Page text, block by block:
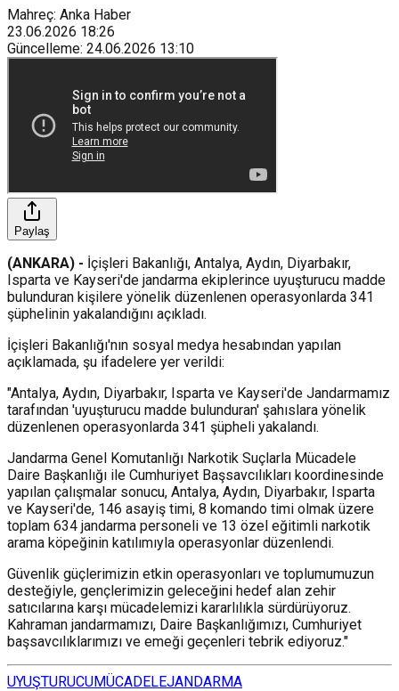
Mahreç: Anka Haber
23.06.2026 18:26
Güncelleme: 24.06.2026 13:10
Paylaş
(ANKARA) - İçişleri Bakanlığı, Antalya, Aydın, Diyarbakır,
Isparta ve Kayseri'de jandarma ekiplerince uyuşturucu madde
bulunduran kişilere yönelik düzenlenen operasyonlarda 341
şüphelinin yakalandığını açıkladı.
İçişleri Bakanlığı'nın sosyal medya hesabından yapılan
açıklamada, şu ifadelere yer verildi:
"Antalya, Aydın, Diyarbakır, Isparta ve Kayseri'de Jandarmamız
tarafından 'uyuşturucu madde bulunduran' şahıslara yönelik
düzenlenen operasyonlarda 341 şüpheli yakalandı.
Jandarma Genel Komutanlığı Narkotik Suçlarla Mücadele
Daire Başkanlığı ile Cumhuriyet Başsavcılıkları koordinesinde
yapılan çalışmalar sonucu, Antalya, Aydın, Diyarbakır, Isparta
ve Kayseri'de, 146 asayiş timi, 8 komando timi olmak üzere
toplam 634 jandarma personeli ve 13 özel eğitimli narkotik
arama köpeğinin katılımıyla operasyonlar düzenlendi.
Güvenlik güçlerimizin etkin operasyonları ve toplumumuzun
desteğiyle, gençlerimizin geleceğini hedef alan zehir
satıcılarına karşı mücadelemizi kararlılıkla sürdürüyoruz.
Kahraman jandarmamızı, Daire Başkanlığımızı, Cumhuriyet
başsavcılıklarımızı ve emeği geçenleri tebrik ediyoruz."
UYUŞTURUCUMÜCADELEJANDARMA